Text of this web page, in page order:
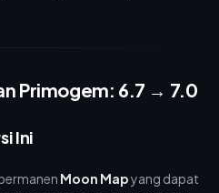
Primogem: 6.7 → 7.0
Ini
Moon Mapyang dapat